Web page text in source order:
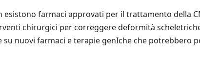
farmaci approvati per il trattamento della
chirurgici per correggere deformità
su nuovi farmaci e terapie genIche che potrebbero